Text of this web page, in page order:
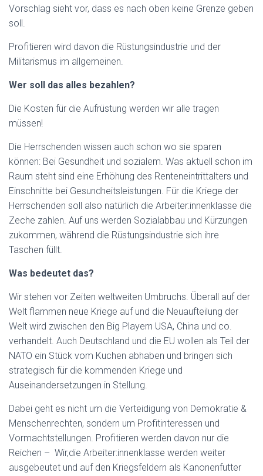
Vorschlag sieht vor, dass es nach oben keine Grenze geben
soll.
Profitieren wird davon die Rüstungsindustrie und der
Militarismus im allgemeinen.
Wer soll das alles bezahlen?
Die Kosten für die Aufrüstung werden wir alle tragen
müssen!
Die Herrschenden wissen auch schon wo sie sparen
können: Bei Gesundheit und sozialem. Was aktuell schon im
Raum steht sind eine Erhöhung des Renteneintrittalters und
Einschnitte bei Gesundheitsleistungen. Für die Kriege der
Herrschenden soll also natürlich die Arbeiter:innenklasse die
Zeche zahlen. Auf uns werden Sozialabbau und Kürzungen
zukommen, während die Rüstungsindustrie sich ihre
Taschen füllt.
Was bedeutet das?
Wir stehen vor Zeiten weltweiten Umbruchs. Überall auf der
Welt flammen neue Kriege auf und die Neuaufteilung der
Welt wird zwischen den Big Playern USA, China und co.
verhandelt. Auch Deutschland und die EU wollen als Teil der
NATO ein Stück vom Kuchen abhaben und bringen sich
strategisch für die kommenden Kriege und
Auseinandersetzungen in Stellung.
Dabei geht es nicht um die Verteidigung von Demokratie &
Menschenrechten, sondern um Profitinteressen und
Vormachtstellungen. Profitieren werden davon nur die
Reichen – Wir,die Arbeiter:innenklasse werden weiter
ausgebeutet und auf den Kriegsfeldern als Kanonenfutter